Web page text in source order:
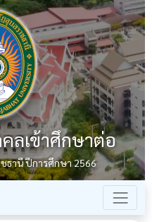
ลเข้าศึกษาต่อ
ธานี ปีการศึกษา 2566